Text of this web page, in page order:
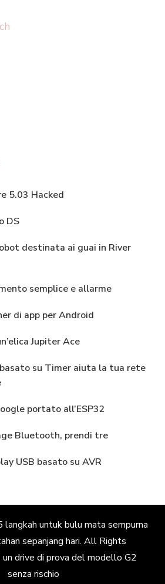
5.03 Hacked
DS
destinata ai guai in River
semplice e allarme
di app per Android
Jupiter Ace
su Timer aiuta la tua rete
portato all’ESP32
Bluetooth, prendi tre
USB basato su AVR
langkah untuk bulu mata sempurna
sepanjang hari. All Rights
un drive di prova del modello G2
senza rischio